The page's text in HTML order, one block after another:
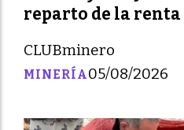
reparto de la
CLUBminero
MINERÍA05/08/2026